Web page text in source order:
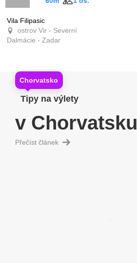
Vila Filipasic
ostrov Vir - Severní
Dalmácie - Zadar
Chorvatsko
Tipy na výlety
v Chorvatsku
Přečíst článek